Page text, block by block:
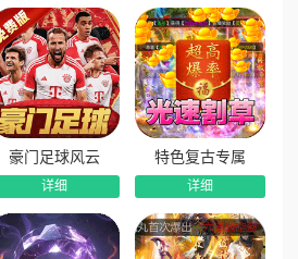
豪门足球风云
详细
特色复古专属
详细